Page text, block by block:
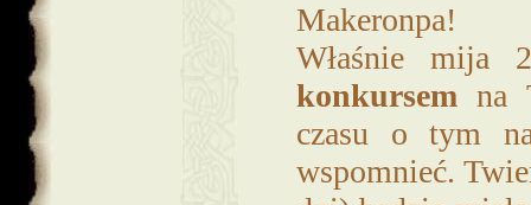
Makeronpa!
Właśnie mija
konkursem na
czasu o tym
wspomnieć.